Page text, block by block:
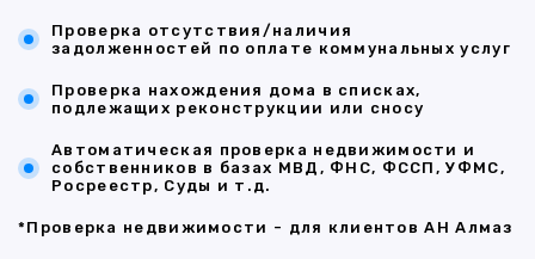
Проверка отсутствия/наличия
задолженностей по оплате коммунальных услуг
Проверка нахождения дома в списках,
подлежащих реконструкции или сносу
Автоматическая проверка недвижимости и
собственников в базах МВД, ФНС, ФССП, УФМС,
Росреестр, Суды и т.д.
*Проверка недвижимости - для клиентов АН Алмаз